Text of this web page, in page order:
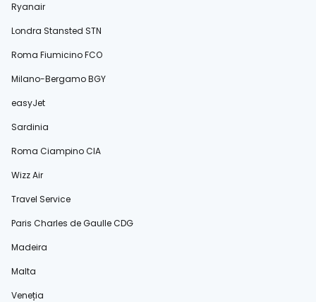
Ryanair
Londra Stansted STN
Roma Fiumicino FCO
Milano-Bergamo BGY
easyJet
Sardinia
Roma Ciampino CIA
Wizz Air
Travel Service
Paris Charles de Gaulle CDG
Madeira
Malta
Veneția